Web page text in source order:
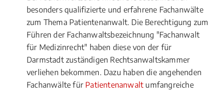
besonders qualifizierte und erfahrene Fachanwälte
zum Thema Patientenanwalt. Die Berechtigung zum
Führen der Fachanwaltsbezeichnung "Fachanwalt
für Medizinrecht" haben diese von der für
Darmstadt zuständigen Rechtsanwaltskammer
verliehen bekommen. Dazu haben die angehenden
Fachanwälte für Patientenanwalt umfangreiche